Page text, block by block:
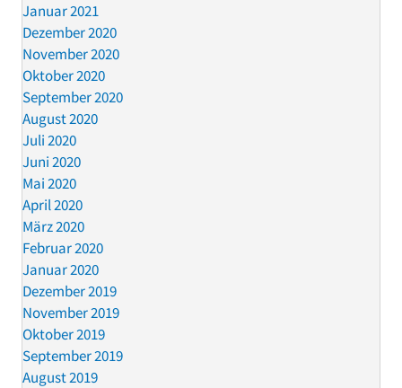
Januar 2021
Dezember 2020
November 2020
Oktober 2020
September 2020
August 2020
Juli 2020
Juni 2020
Mai 2020
April 2020
März 2020
Februar 2020
Januar 2020
Dezember 2019
November 2019
Oktober 2019
September 2019
August 2019